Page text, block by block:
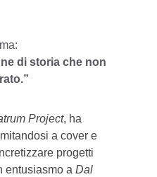
di storia che non
Project, ha
a cover e
progetti
entusiasmo a Dal